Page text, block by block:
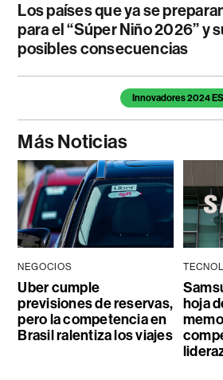
Los países que ya se
para el “Súper Niño 2026” y
posibles consecuencias
Temas de este artículoInnovadores 2024 ES
Más Noticias
NEGOCIOS
Uber cumple
previsiones de reservas,
pero la competencia en
Brasil ralentiza los viajes
hoja